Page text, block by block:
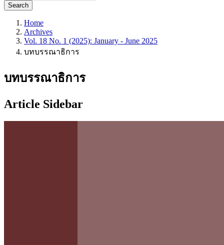
Search
Home
Archives
Vol. 18 No. 1 (2025): January - June 2025
บทบรรณาธิการ
บทบรรณาธิการ
Article Sidebar